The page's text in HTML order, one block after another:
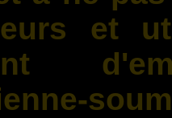
et